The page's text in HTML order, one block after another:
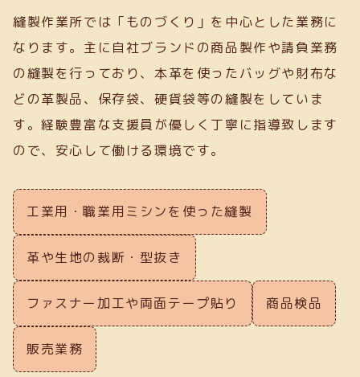
縫製作業所では「ものづくり」を中心とした業務に
なります。主に自社ブランドの商品製作や請負業務
の縫製を行っており、本革を使ったバッグや財布な
どの革製品、保存袋、硬貨袋等の縫製をしていま
す。経験豊富な支援員が優しく丁寧に指導致します
ので、安心して働ける環境です。
工業用・職業用ミシンを使った縫製
革や生地の裁断・型抜き
ファスナー加工や両面テープ貼り 商品検品
販売業務